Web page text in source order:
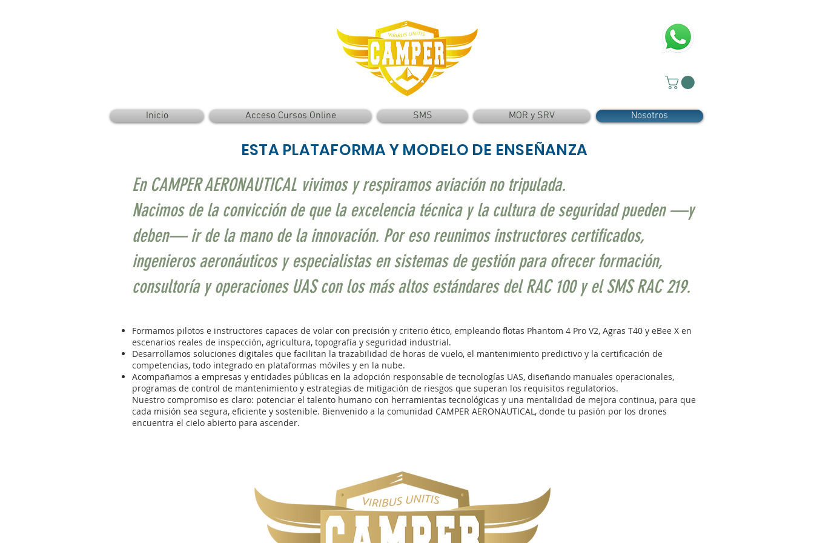
Inicio Acceso Cursos Online SMS MOR y SRV Nosotros
ESTA PLATAFORMA Y MODELO DE ENSEÑANZA
En CAMPER AERONAUTICAL vivimos y respiramos aviación no tripulada.
Nacimos de la convicción de que la excelencia técnica y la cultura de seguridad pueden —y
deben— ir de la mano de la innovación. Por eso reunimos instructores certificados,
ingenieros aeronáuticos y especialistas en sistemas de gestión para ofrecer formación,
consultoría y operaciones UAS con los más altos estándares del RAC 100 y el SMS RAC 219.
Formamos pilotos e instructores capaces de volar con precisión y criterio ético, empleando flotas Phantom 4 Pro V2, Agras T40 y eBee X en
escenarios reales de inspección, agricultura, topografía y seguridad industrial.
Desarrollamos soluciones digitales que facilitan la trazabilidad de horas de vuelo, el mantenimiento predictivo y la certificación de
competencias, todo integrado en plataformas móviles y en la nube.
Acompañamos a empresas y entidades públicas en la adopción responsable de tecnologías UAS, diseñando manuales operacionales,
programas de control de mantenimiento y estrategias de mitigación de riesgos que superan los requisitos regulatorios.
Nuestro compromiso es claro: potenciar el talento humano con herramientas tecnológicas y una mentalidad de mejora continua, para que
cada misión sea segura, eficiente y sostenible. Bienvenido a la comunidad CAMPER AERONAUTICAL, donde tu pasión por los drones
encuentra el cielo abierto para ascender.